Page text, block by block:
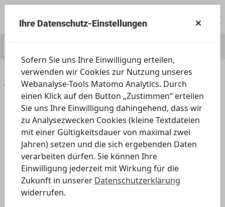
Home Angebot
Schule
Sonderpädagogische Förderung
Angebot für die sonderpädagogische
Förderung
Ihre Datenschutz-Einstellungen
Sofern Sie uns Ihre Einwilligung erteilen,
verwenden wir Cookies zur Nutzung unseres
Webanalyse-Tools Matomo Analytics. Durch
einen Klick auf den Button „Zustimmen“ erteilen
Sie uns Ihre Einwilligung dahingehend, dass wir
zu Analysezwecken Cookies (kleine Textdateien
mit einer Gültigkeitsdauer von maximal zwei
Jahren) setzen und die sich ergebenden Daten
verarbeiten dürfen. Sie können Ihre
Einwilligung jederzeit mit Wirkung für die
Zukunft in unserer Datenschutzerklärung
widerrufen.